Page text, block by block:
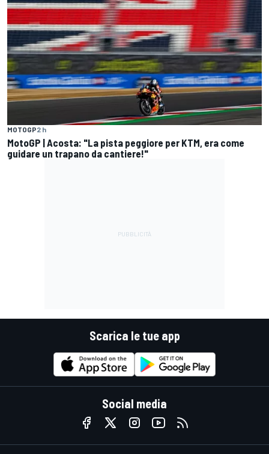
MOTOGP2 h
MotoGP | Acosta: "La pista peggiore per KTM, era come
guidare un trapano da cantiere!"
Scarica le tue app
Social media